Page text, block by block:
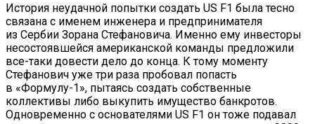
История неудачной попытки создать US F1 была тесно
связана с именем инженера и предпринимателя
из Сербии Зорана Стефановича. Именно ему инвесторы
несостоявшейся американской команды предложили
все-таки довести дело до конца. К тому моменту
Стефанович уже три раза пробовал попасть
в «Формулу-1», пытаясь создать собственные
коллективы либо выкупить имущество банкротов.
Одновременно с основателями US F1 он тоже подавал